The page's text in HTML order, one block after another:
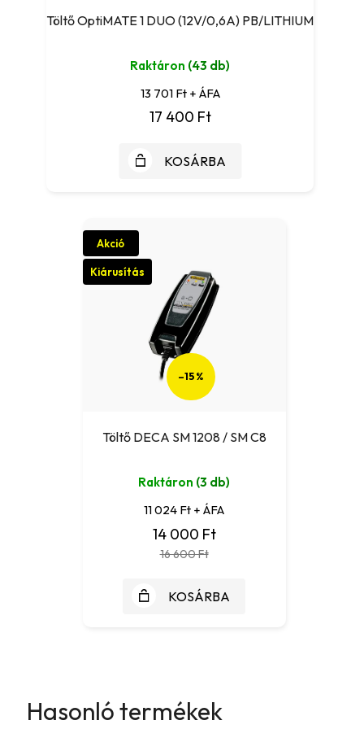
Töltő OptiMATE 1 DUO (12V/0,6A) PB/LITHIUM
Raktáron (43 db)
13 701 Ft + ÁFA
17 400 Ft
KOSÁRBA
Akció
Kiárusítás
Töltő DECA SM 1208 / SM C8
Raktáron (3 db)
11 024 Ft + ÁFA
14 000 Ft
16 600 Ft
–15 %
KOSÁRBA
Hasonló termékek